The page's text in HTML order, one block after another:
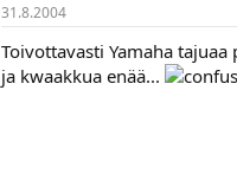
31.8.2004
Toivottavasti Yamaha
ja kwaakkua enää...